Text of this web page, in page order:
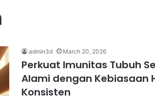
admin3d March 20, 2026
Perkuat Imunitas Tubuh
Alami dengan Kebiasaan
Konsisten